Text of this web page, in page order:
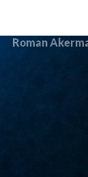
und
ist